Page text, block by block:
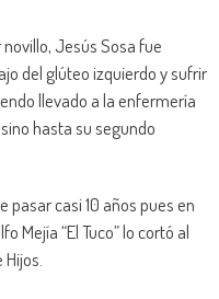
novillo, Jesús Sosa fue
del glúteo izquierdo y sufrir
llevado a la enfermería
hasta su segundo
pasar casi 10 años pues en
Mejía “El Tuco” lo cortó al